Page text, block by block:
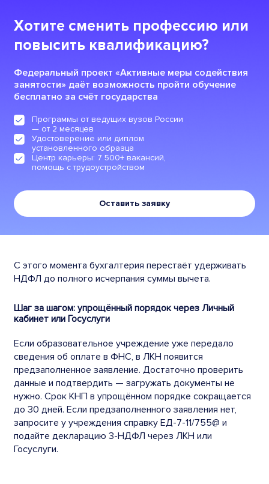
Хотите сменить профессию или
повысить квалификацию?
Федеральный проект «Активные меры содействия
занятости» даёт возможность пройти обучение
бесплатно за счёт государства
Программы от ведущих вузов России
— от 2 месяцев
Удостоверение или диплом
установленного образца
Центр карьеры: 7 500+ вакансий,
помощь с трудоустройством
Оставить заявку
С этого момента бухгалтерия перестаёт удерживать
НДФЛ до полного исчерпания суммы вычета.
Шаг за шагом: упрощённый порядок через Личный
кабинет или Госуслуги
Если образовательное учреждение уже передало
сведения об оплате в ФНС, в ЛКН появится
предзаполненное заявление. Достаточно проверить
данные и подтвердить — загружать документы не
нужно. Срок КНП в упрощённом порядке сокращается
до 30 дней. Если предзаполненного заявления нет,
запросите у учреждения справку ЕД-7-11/755@ и
подайте декларацию 3-НДФЛ через ЛКН или
Госуслуги.